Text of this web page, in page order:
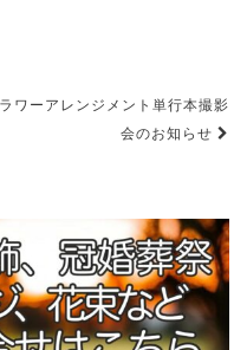
ワーアレンジメント単行本撮影
会のお知らせ